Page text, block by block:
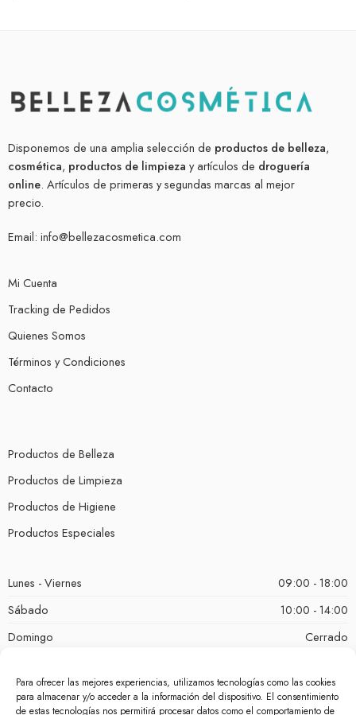
Para ofrecer las mejores experiencias, utilizamos tecnologías como las cookies
para almacenar y/o acceder a la información del dispositivo. El consentimiento
de estas tecnologías nos permitirá procesar datos como el comportamiento de
Disponemos de una amplia selección de productos de belleza,
cosmética, productos de limpieza y artículos de droguería
online. Artículos de primeras y segundas marcas al mejor
precio.
Email: info@bellezacosmetica.com
Mi Cuenta
Tracking de Pedidos
Quienes Somos
Términos y Condiciones
Contacto
Productos de Belleza
Productos de Limpieza
Productos de Higiene
Productos Especiales
Lunes - Viernes
09:00 - 18:00
Sábado
10:00 - 14:00
Domingo
Cerrado